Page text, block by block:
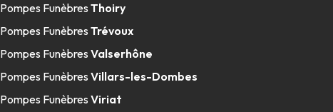
Pompes FunèbresThoiry
Pompes FunèbresTrévoux
Pompes FunèbresValserhône
Pompes FunèbresVillars-les-Dombes
Pompes FunèbresViriat